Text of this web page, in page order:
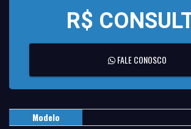
R$
FALE CONOSCO
Modelo